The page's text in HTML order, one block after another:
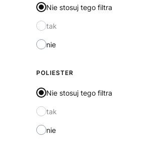
Nie stosuj tego filtra
tak
nie
POLIESTER
Nie stosuj tego filtra
tak
nie